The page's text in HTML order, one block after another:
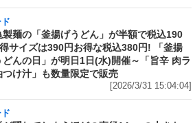
製麺の「釜揚げうどん」が半額で税込190
サイズは390円お得な税込380円! 「釜揚
どんの日」が明日1日(水)開催～「旨辛 肉ラ
つけ汁」も数量限定で販売
[2026/3/31 15:04:04]